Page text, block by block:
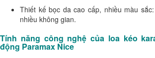
Thiết kế bọc da cao cấp, nhiều màu
nhiều không gian.
Tính năng công nghệ của loa kéo
động Paramax Nice